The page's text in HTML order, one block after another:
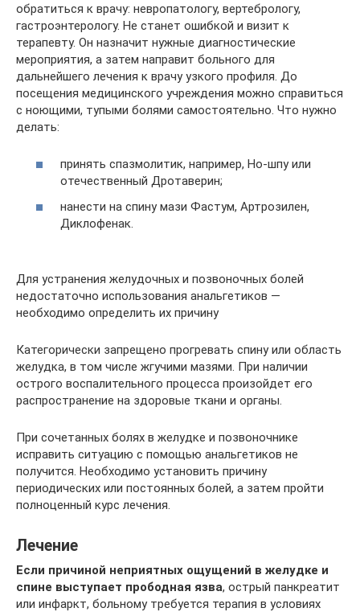
обратиться к врачу: невропатологу, вертебрологу,
гастроэнтерологу. Не станет ошибкой и визит к
терапевту. Он назначит нужные диагностические
мероприятия, а затем направит больного для
дальнейшего лечения к врачу узкого профиля. До
посещения медицинского учреждения можно справиться
с ноющими, тупыми болями самостоятельно. Что нужно
делать:
принять спазмолитик, например, Но-шпу или
отечественный Дротаверин;
нанести на спину мази Фастум, Артрозилен,
Диклофенак.
Для устранения желудочных и позвоночных болей
недостаточно использования анальгетиков —
необходимо определить их причину
Категорически запрещено прогревать спину или область
желудка, в том числе жгучими мазями. При наличии
острого воспалительного процесса произойдет его
распространение на здоровые ткани и органы.
При сочетанных болях в желудке и позвоночнике
исправить ситуацию с помощью анальгетиков не
получится. Необходимо установить причину
периодических или постоянных болей, а затем пройти
полноценный курс лечения.
Лечение
Если причиной неприятных ощущений в желудке и
спине выступает прободная язва, острый панкреатит
или инфаркт, больному требуется терапия в условиях